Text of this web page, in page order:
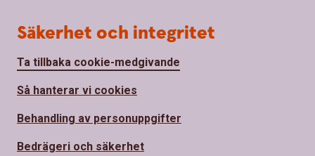
Säkerhet och integritet
Ta tillbaka cookie-medgivande
Så hanterar vi cookies
Behandling av personuppgifter
Bedrägeri och säkerhet